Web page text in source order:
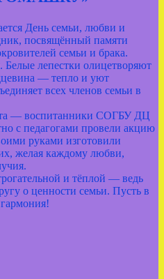
День семьи, любви и
посвящённый памяти
семьи и брака.
лепестки олицетворяют
— тепло и уют
всех членов семьи в
— воспитанники СОГБУ ДЦ
с педагогами провели акцию
руками изготовили
желая каждому любви,
и тёплой — ведь
о ценности семьи. Пусть в